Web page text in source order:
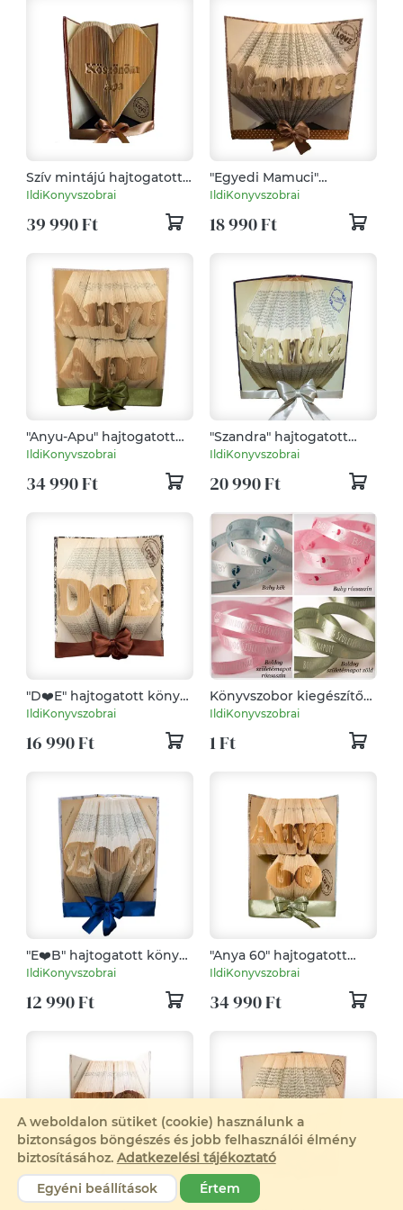
Szív mintájú hajtogatott
könyv Köszönöm Apa
felirattal, könyvszobor
IldiKonyvszobrai
39 990 Ft
"Egyedi Mamuci"
hajtogatott könyv,
könyvszobor
születésnapra, névnapra,
karácsonyra- Rendelésre
IldiKonyvszobrai
18 990 Ft
"Anyu-Apu" hajtogatott
könyv, könyvszobor
Születésnapra-
Rendelésre
IldiKonyvszobrai
34 990 Ft
"Szandra" hajtogatott
könyv, könyvszobor
esküvőre, évfordulóra,
nászajándéknak-
Rendelésre
IldiKonyvszobrai
20 990 Ft
"D❤️E" hajtogatott könyv,
könyvszobor esküvőre,
évfordulóra,
nászajándéknak-
Rendelésre
IldiKonyvszobrai
16 990 Ft
Könyvszobor kiegészítő
egyedi szalagok
IldiKonyvszobrai
1 Ft
"E❤️B" hajtogatott könyv,
könyvszobor esküvőre,
évfordulóra,
nászajándéknak-
Rendelésre
IldiKonyvszobrai
12 990 Ft
"Anya 60" hajtogatott
könyv, könyvszobor
Születésnapra-
Rendelésre
IldiKonyvszobrai
34 990 Ft
A weboldalon sütiket (cookie) használunk a
biztonságos böngészés és jobb felhasználói élmény
biztosításához. Adatkezelési tájékoztató
Egyéni beállítások
Értem